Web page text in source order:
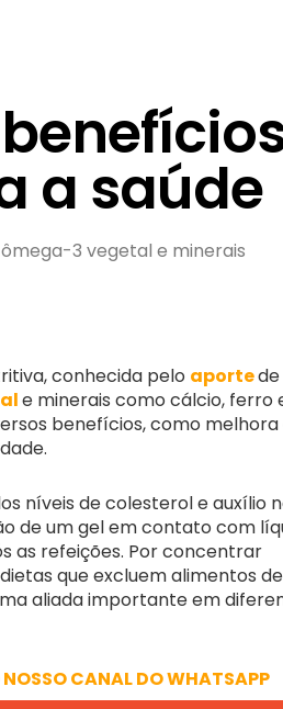
a saúde
3 vegetal e minerais
conhecida pelo aporte
e minerais como cálcio, ferro
benefícios, como melhora
níveis de colesterol e auxílio
de um gel em contato com
as refeições. Por concentrar
que excluem alimentos de
aliada importante em
CANAL DO WHATSAPP